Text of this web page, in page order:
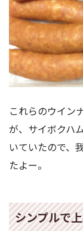
これらのウイン
が、サイボクハ
いていたので、
たよー。
シンプルで